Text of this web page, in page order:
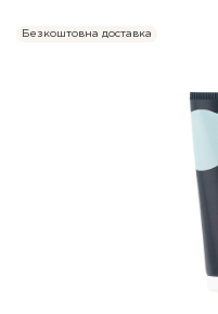
Безкоштовна доставка